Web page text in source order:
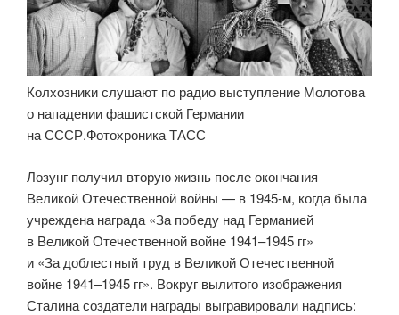
Колхозники слушают по радио выступление Молотова
о нападении фашистской Германии
на СССР.Фотохроника ТАСС
Лозунг получил вторую жизнь после окончания
Великой Отечественной войны — в 1945-м, когда была
учреждена награда «За победу над Германией
в Великой Отечественной войне 1941–1945 гг»
и «За доблестный труд в Великой Отечественной
войне 1941–1945 гг». Вокруг вылитого изображения
Сталина создатели награды выгравировали надпись: